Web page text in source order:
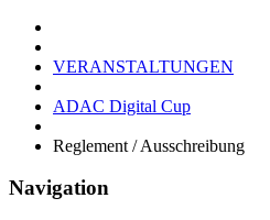
VERANSTALTUNGEN
ADAC Digital Cup
Reglement / Ausschreibung
Navigation